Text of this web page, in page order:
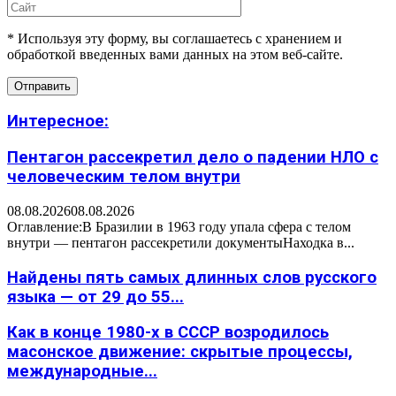
* Используя эту форму, вы соглашаетесь с хранением и
обработкой введенных вами данных на этом веб-сайте.
Интересное:
Пентагон рассекретил дело о падении НЛО с
человеческим телом внутри
08.08.202608.08.2026
Оглавление:В Бразилии в 1963 году упала сфера с телом
внутри — пентагон рассекретили документыНаходка в...
Найдены пять самых длинных слов русского
языка — от 29 до 55...
Как в конце 1980-х в СССР возродилось
масонское движение: скрытые процессы,
международные...